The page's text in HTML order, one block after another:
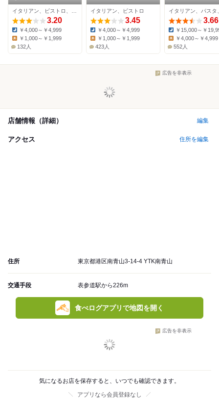
3.20
Dinner:
￥4,000～￥4,999
￥1,000～￥1,999
132人
参道
イタリアン、ビストロ
3.45
Dinner:
￥4,000～￥4,999
￥1,000～￥1,999
423人
3.66
Dinner:
￥15,000～￥
￥4,000～￥4,999
552人
広告を非表示
店舗情報（詳細） 編集
アクセス 住所を編集
住所 東京都港区南青山3-14-4 YTK南青山
交通手段 表参道駅から226m
食べログアプリで地図を開く
広告を非表示
気になるお店を保存すると、いつでも確認できます。
アプリなら会員登録なし